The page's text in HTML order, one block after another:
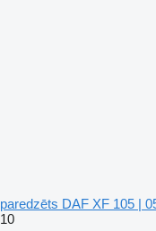
paredzēts DAF XF 105 |
10